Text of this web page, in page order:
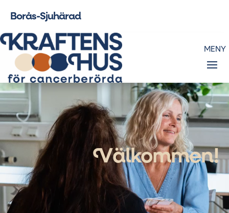
Borås-Sjuhärad
Videospelare
Välkommen!